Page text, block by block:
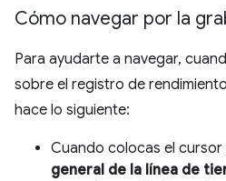
Cómo navegar por la
Para ayudarte a navegar,
sobre el registro de
hace lo siguiente:
Cuando colocas el cursor
general de la línea de